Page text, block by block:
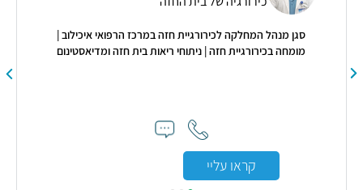
סגן מנהל המחלקה לכירורגיית חזה במרכז הרפואי איכילוב |
מומחה בכירורגיית חזה | ניתוחי ריאות בית חזה ומדיאסטינום
קראו עליי